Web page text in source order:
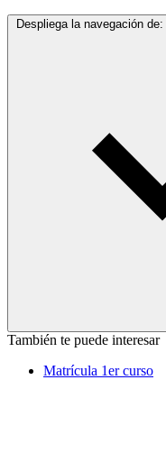
Despliega la navegación de:
También te puede interesar
Matrícula 1er curso